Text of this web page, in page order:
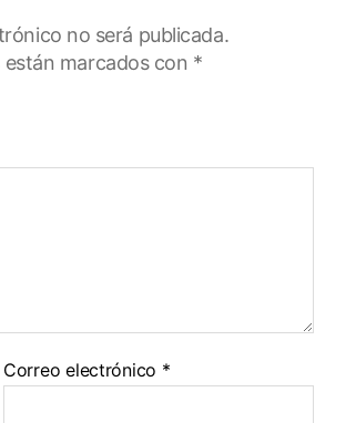
no será publicada.
marcados con *
Correo electrónico *